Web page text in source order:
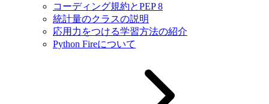
コーディング規約とPEP 8
統計量のクラスの説明
応用力をつける学習方法の紹介
Python Fireについて